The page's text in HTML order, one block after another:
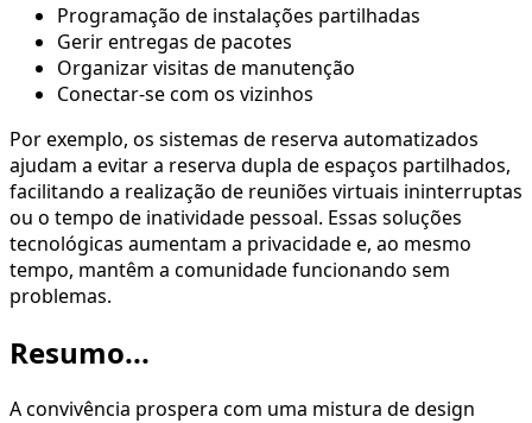
Programação de instalações partilhadas
Gerir entregas de pacotes
Organizar visitas de manutenção
Conectar-se com os vizinhos
Por exemplo, os sistemas de reserva automatizados
ajudam a evitar a reserva dupla de espaços partilhados,
facilitando a realização de reuniões virtuais ininterruptas
ou o tempo de inatividade pessoal. Essas soluções
tecnológicas aumentam a privacidade e, ao mesmo
tempo, mantêm a comunidade funcionando sem
problemas.
Resumo...
A convivência prospera com uma mistura de design